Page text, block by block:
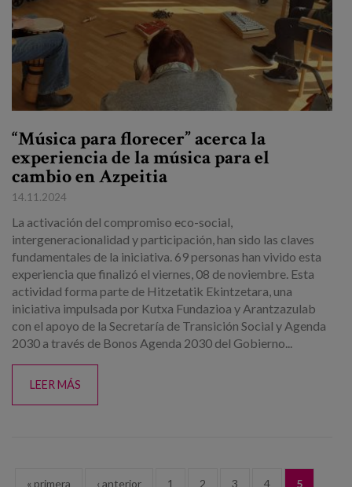
“Música para florecer” acerca la
experiencia de la música para el
cambio en Azpeitia
14.11.2024
La activación del compromiso eco-social,
intergeneracionalidad y participación, han sido las claves
fundamentales de la iniciativa. 69 personas han vivido esta
experiencia que finalizó el viernes, 08 de noviembre. Esta
actividad forma parte de Hitzetatik Ekintzetara, una
iniciativa impulsada por Kutxa Fundazioa y Arantzazulab
con el apoyo de la Secretaría de Transición Social y Agenda
2030 a través de Bonos Agenda 2030 del Gobierno...
LEER MÁS
Páginas
« primera ‹ anterior 1 2 3 4
5